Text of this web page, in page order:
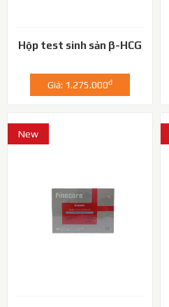
Hộp test sinh sản β-HCG
Giá: 1.275.000đ
New